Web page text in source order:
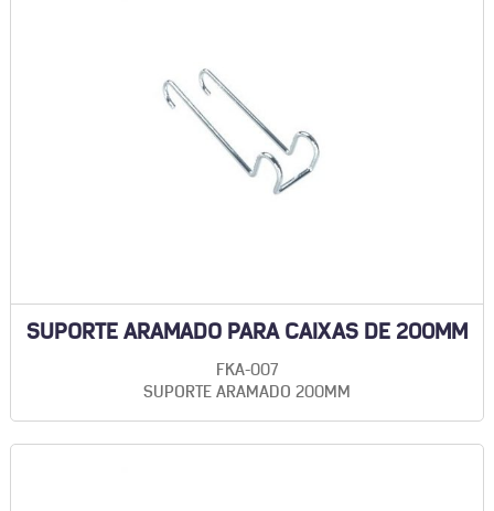
SUPORTE ARAMADO PARA CAIXAS DE 200MM
FKA-007
SUPORTE ARAMADO 200MM